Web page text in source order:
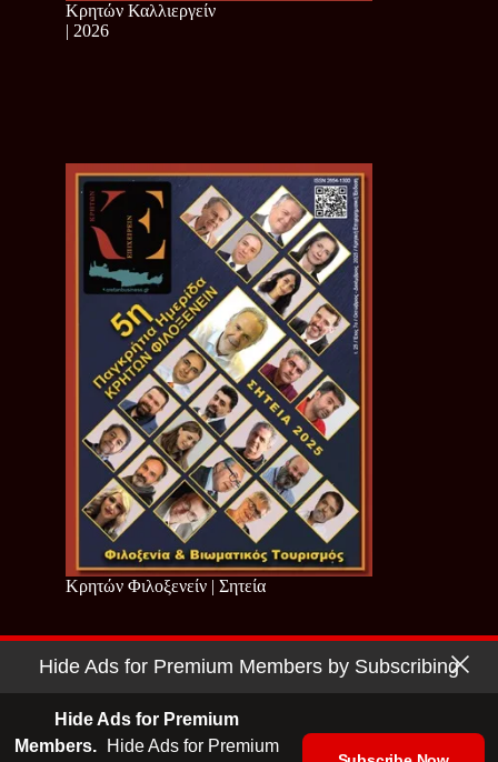
Κρητών Καλλιεργείν
| 2026
Κρητών Φιλοξενείν | Σητεία
Copyright © 2026 - Cretan Business | Κρητών Επιχειρείν
Hide Ads for Premium Members by Subscribing
Hide Ads for Premium
Members.
Hide Ads for Premium